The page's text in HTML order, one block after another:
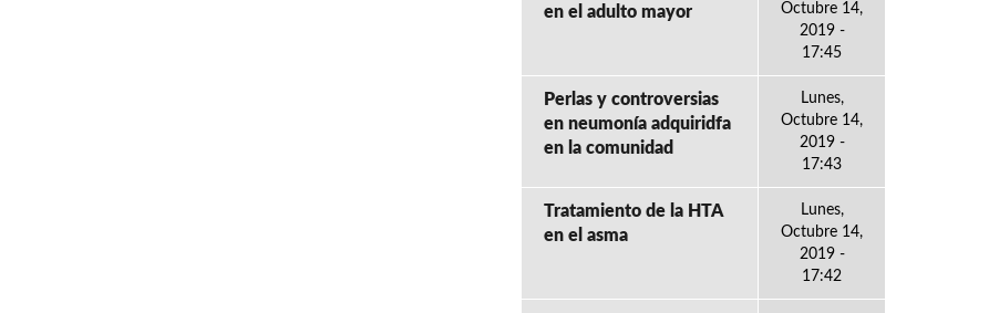
en el adulto mayor
Octubre 14,
2019 -
17:45
Perlas y controversias
en neumonía adquiridfa
en la comunidad
Lunes,
Octubre 14,
2019 -
17:43
Tratamiento de la HTA
en el asma
Lunes,
Octubre 14,
2019 -
17:42